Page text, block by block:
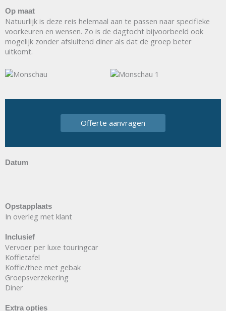
Op maat
Natuurlijk is deze reis helemaal aan te passen naar specifieke
voorkeuren en wensen. Zo is de dagtocht bijvoorbeeld ook
mogelijk zonder afsluitend diner als dat de groep beter
uitkomt.
Offerte aanvragen
Datum
Opstapplaats
In overleg met klant
Inclusief
Vervoer per luxe touringcar
Koffietafel
Koffie/thee met gebak
Groepsverzekering
Diner
Extra opties